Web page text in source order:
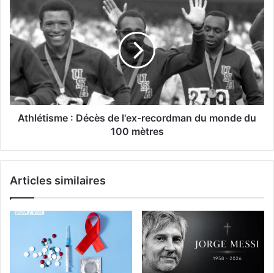
Athlétisme : Décès de l'ex-recordman du monde du
100 mètres
Articles similaires